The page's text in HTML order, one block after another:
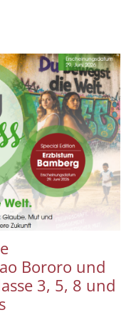
Bororo und
3, 5, 8 und